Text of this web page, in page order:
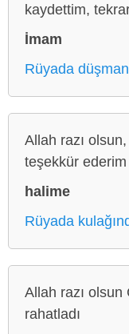
kaydettim,
İmam
Rüyada
Allah razı
teşekkür ederim
halime
Rüyada
Allah razı
rahatladı